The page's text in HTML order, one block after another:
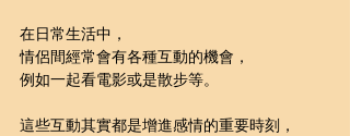
在日常生活中，
情侶間經常會有各種互動的機會，
例如一起看電影或是散步等。
這些互動其實都是增進感情的重要時刻，